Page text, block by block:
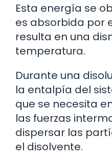
Esta energía se
es absorbida por
resulta en una
temperatura.
Durante una
la entalpía del
que se necesita
las fuerzas
dispersar las
el disolvente.